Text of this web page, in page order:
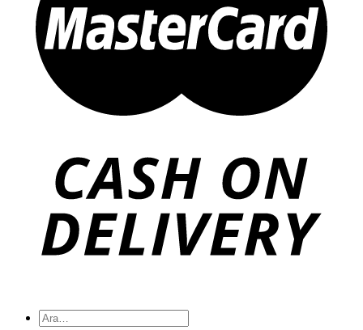
Ara: